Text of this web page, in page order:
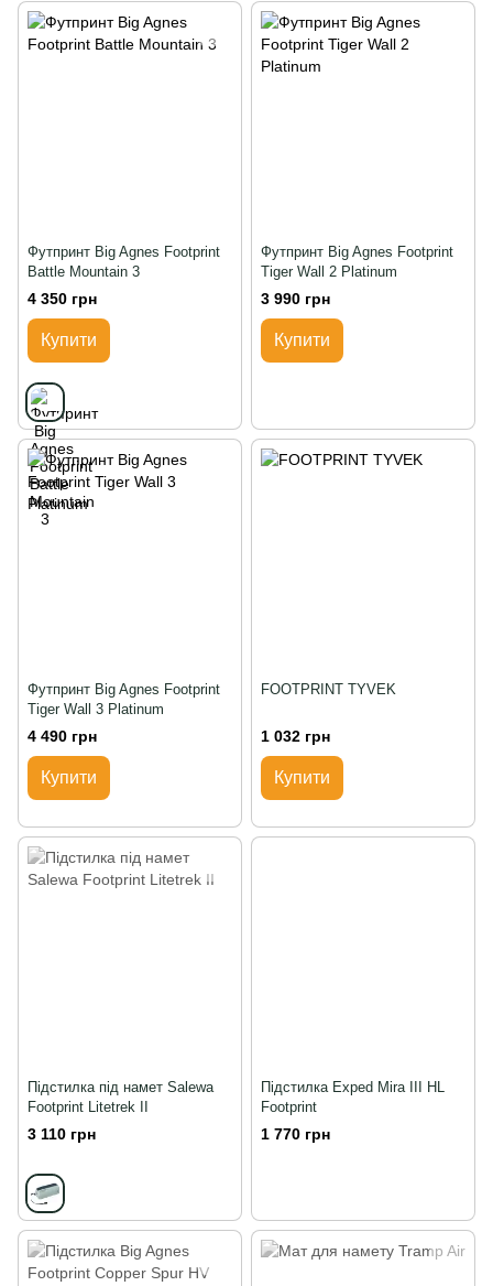
Футпринт Big Agnes Footprint
Battle Mountain 3
4 350 грн
Купити
Футпринт Big Agnes Footprint
Tiger Wall 2 Platinum
3 990 грн
Купити
Футпринт Big Agnes Footprint
Tiger Wall 3 Platinum
4 490 грн
Купити
FOOTPRINT TYVEK
1 032 грн
Купити
Підстилка під намет Salewa
Footprint Litetrek II
3 110 грн
Підстилка Exped Mira III HL
Footprint
1 770 грн